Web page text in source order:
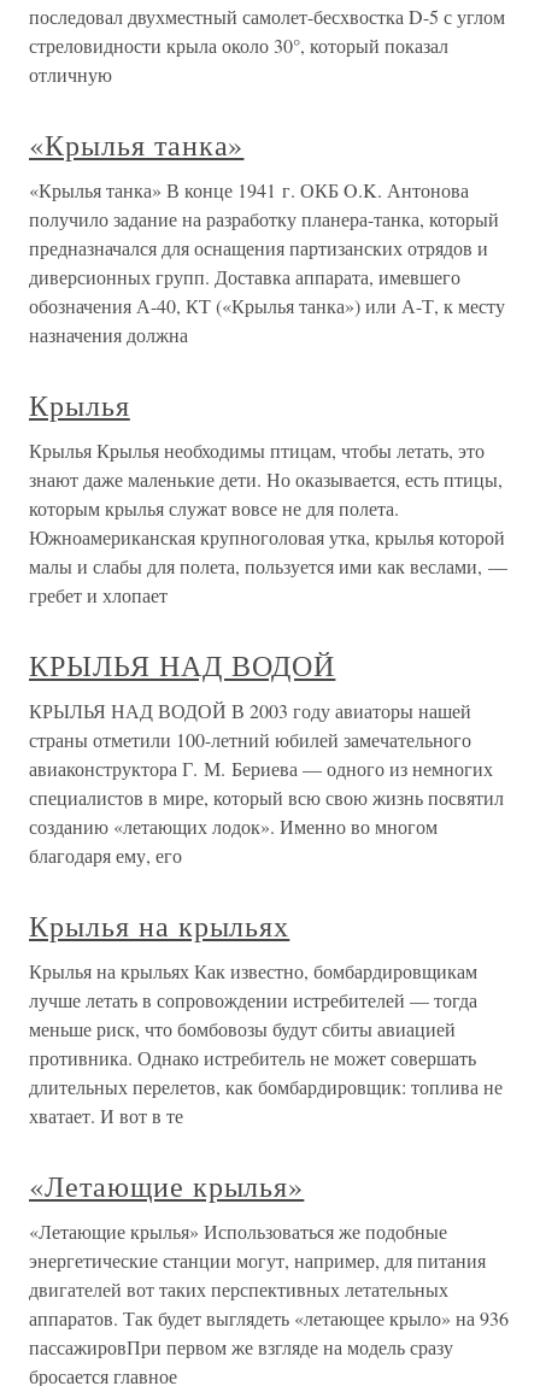
последовал двухместный самолет-бесхвостка D-5 с углом
стреловидности крыла около 30°, который показал
отличную
«Крылья танка»
«Крылья танка» В конце 1941 г. ОКБ O.K. Антонова
получило задание на разработку планера-танка, который
предназначался для оснащения партизанских отрядов и
диверсионных групп. Доставка аппарата, имевшего
обозначения А-40, КТ («Крылья танка») или А-Т, к месту
назначения должна
Крылья
Крылья Крылья необходимы птицам, чтобы летать, это
знают даже маленькие дети. Но оказывается, есть птицы,
которым крылья служат вовсе не для полета.
Южноамериканская крупноголовая утка, крылья которой
малы и слабы для полета, пользуется ими как веслами, —
гребет и хлопает
КРЫЛЬЯ НАД ВОДОЙ
КРЫЛЬЯ НАД ВОДОЙ В 2003 году авиаторы нашей
страны отметили 100-летний юбилей замечательного
авиаконструктора Г. М. Бериева — одного из немногих
специалистов в мире, который всю свою жизнь посвятил
созданию «летающих лодок». Именно во многом
благодаря ему, его
Крылья на крыльях
Крылья на крыльях Как известно, бомбардировщикам
лучше летать в сопровождении истребителей — тогда
меньше риск, что бомбовозы будут сбиты авиацией
противника. Однако истребитель не может совершать
длительных перелетов, как бомбардировщик: топлива не
хватает. И вот в те
«Летающие крылья»
«Летающие крылья» Использоваться же подобные
энергетические станции могут, например, для питания
двигателей вот таких перспективных летательных
аппаратов. Так будет выглядеть «летающее крыло» на 936
пассажировПри первом же взгляде на модель сразу
бросается главное